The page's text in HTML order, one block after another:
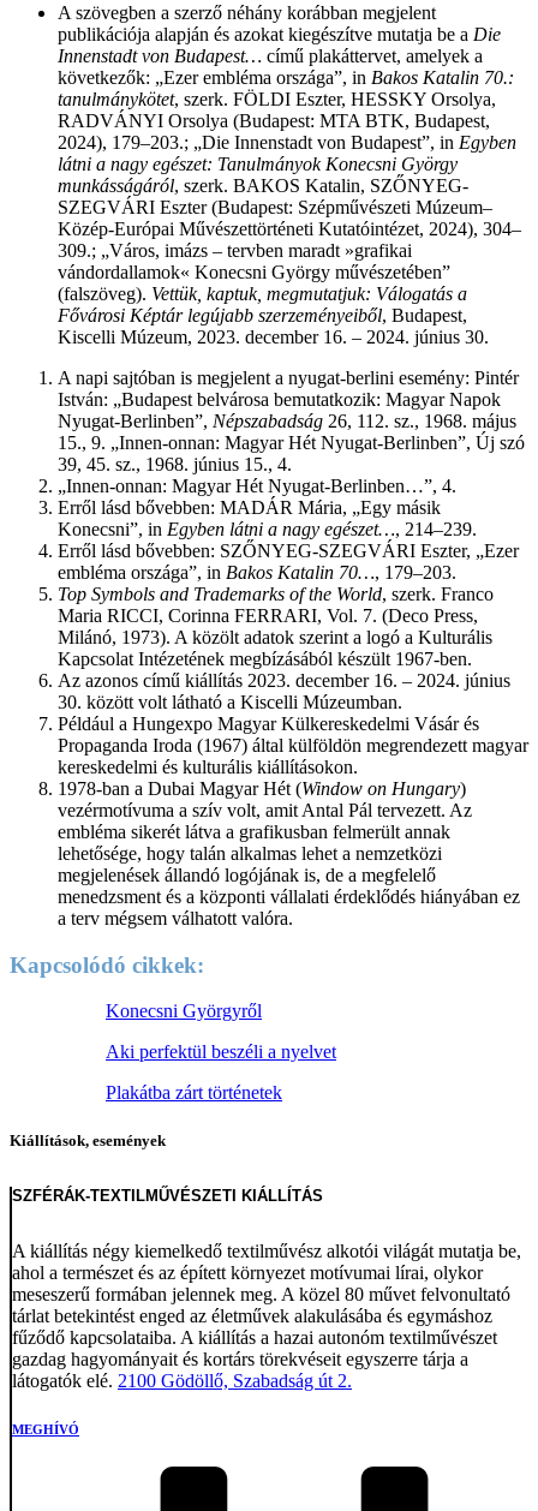
A szövegben a szerző néhány korábban megjelent
publikációja alapján és azokat kiegészítve mutatja be a Die
Innenstadt von Budapest… című plakáttervet, amelyek a
következők: „Ezer embléma országa”, in Bakos Katalin 70.:
tanulmánykötet, szerk. FÖLDI Eszter, HESSKY Orsolya,
RADVÁNYI Orsolya (Budapest: MTA BTK, Budapest,
2024), 179–203.; „Die Innenstadt von Budapest”, in Egyben
látni a nagy egészet: Tanulmányok Konecsni György
munkásságáról, szerk. BAKOS Katalin, SZŐNYEG-
SZEGVÁRI Eszter (Budapest: Szépművészeti Múzeum–
Közép-Európai Művészettörténeti Kutatóintézet, 2024), 304–
309.; „Város, imázs – tervben maradt »grafikai
vándordallamok« Konecsni György művészetében”
(falszöveg). Vettük, kaptuk, megmutatjuk: Válogatás a
Fővárosi Képtár legújabb szerzeményeiből, Budapest,
Kiscelli Múzeum, 2023. december 16. – 2024. június 30.
A napi sajtóban is megjelent a nyugat-berlini esemény: Pintér
István: „Budapest belvárosa bemutatkozik: Magyar Napok
Nyugat-Berlinben”, Népszabadság 26, 112. sz., 1968. május
15., 9. „Innen-onnan: Magyar Hét Nyugat-Berlinben”, Új szó
39, 45. sz., 1968. június 15., 4.
„Innen-onnan: Magyar Hét Nyugat-Berlinben…”, 4.
Erről lásd bővebben: MADÁR Mária, „Egy másik
Konecsni”, in Egyben látni a nagy egészet…, 214–239.
Erről lásd bővebben: SZŐNYEG-SZEGVÁRI Eszter, „Ezer
embléma országa”, in Bakos Katalin 70…, 179–203.
Top Symbols and Trademarks of the World, szerk. Franco
Maria RICCI, Corinna FERRARI, Vol. 7. (Deco Press,
Milánó, 1973). A közölt adatok szerint a logó a Kulturális
Kapcsolat Intézetének megbízásából készült 1967-ben.
Az azonos című kiállítás 2023. december 16. – 2024. június
30. között volt látható a Kiscelli Múzeumban.
Például a Hungexpo Magyar Külkereskedelmi Vásár és
Propaganda Iroda (1967) által külföldön megrendezett magyar
kereskedelmi és kulturális kiállításokon.
1978-ban a Dubai Magyar Hét (Window on Hungary)
vezérmotívuma a szív volt, amit Antal Pál tervezett. Az
embléma sikerét látva a grafikusban felmerült annak
lehetősége, hogy talán alkalmas lehet a nemzetközi
megjelenések állandó logójának is, de a megfelelő
menedzsment és a központi vállalati érdeklődés hiányában ez
a terv mégsem válhatott valóra.
Kapcsolódó cikkek:
Konecsni Györgyről
Aki perfektül beszéli a nyelvet
Plakátba zárt történetek
Kiállítások, események
SZFÉRÁK-TEXTILMŰVÉSZETI KIÁLLÍTÁS
A kiállítás négy kiemelkedő textilművész alkotói világát mutatja be,
ahol a természet és az épített környezet motívumai lírai, olykor
meseszerű formában jelennek meg. A közel 80 művet felvonultató
tárlat betekintést enged az életművek alakulásába és egymáshoz
fűződő kapcsolataiba. A kiállítás a hazai autonóm textilművészet
gazdag hagyományait és kortárs törekvéseit egyszerre tárja a
látogatók elé. 2100 Gödöllő, Szabadság út 2.
MEGHÍVÓ